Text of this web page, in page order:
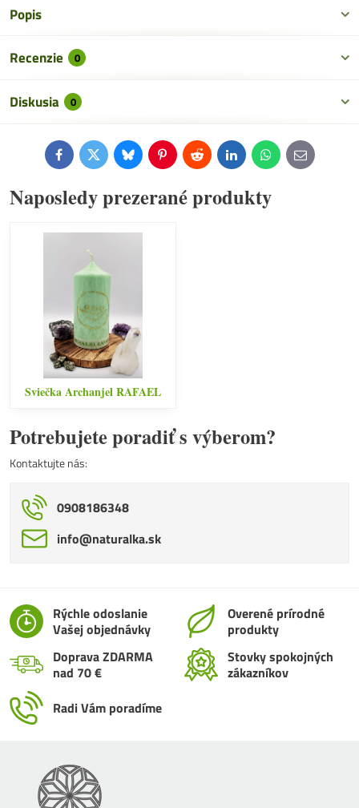
Popis
Recenzie 0
Diskusia 0
FacebookTwitterBlueskyPinterestReddit LinkedInWhatsApp
E-
mail
Naposledy prezerané produkty
Sviečka Archanjel RAFAEL
Potrebujete poradiť s výberom?
Kontaktujte nás:
0908186348
info​@naturalka​.sk
Rýchle odoslanie
Vašej objednávky
Overené prírodné
produkty
Doprava ZDARMA
nad 70 €
Stovky spokojných
zákazníkov
Radi Vám poradíme